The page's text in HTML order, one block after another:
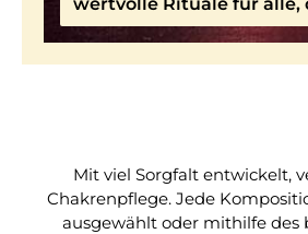
Mit viel Sorgfalt entwickelt,
Chakrenpflege. Jede
ausgewählt oder mithilfe des